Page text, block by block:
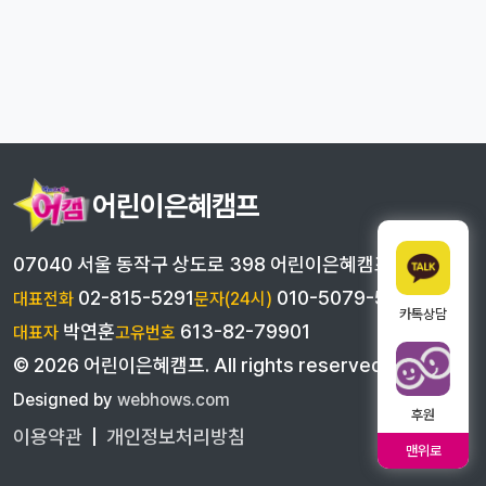
카톡상담
후원
맨위로
어린이은혜캠프
07040 서울 동작구 상도로 398 어린이은혜캠프
대표전화 02-815-5291문자(24시) 010-5079-5291
대표자 박연훈고유번호 613-82-79901
© 2026 어린이은혜캠프. All rights reserved
Designed by webhows.com
이용약관 개인정보처리방침